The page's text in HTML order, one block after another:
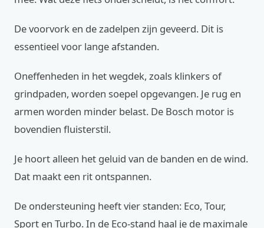
De voorvork en de zadelpen zijn geveerd. Dit is
essentieel voor lange afstanden.
Oneffenheden in het wegdek, zoals klinkers of
grindpaden, worden soepel opgevangen. Je rug en
armen worden minder belast. De Bosch motor is
bovendien fluisterstil.
Je hoort alleen het geluid van de banden en de wind.
Dat maakt een rit ontspannen.
De ondersteuning heeft vier standen: Eco, Tour,
Sport en Turbo. In de Eco-stand haal je de maximale